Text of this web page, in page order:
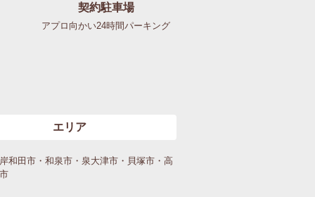
契約駐車場
アプロ向かい24時間パーキング
エリア
和田市・和泉市・泉大津市・貝塚市・高